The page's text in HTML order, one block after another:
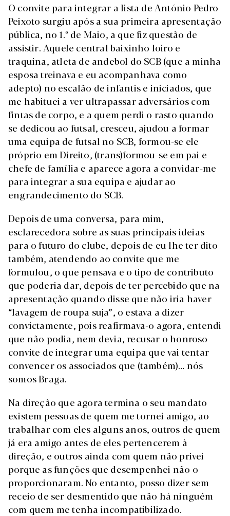
O convite para integrar a lista de António Pedro
Peixoto surgiu após a sua primeira apresentação
pública, no 1.º de Maio, a que fiz questão de
assistir. Aquele central baixinho loiro e
traquina, atleta de andebol do SCB (que a minha
esposa treinava e eu acompanhava como
adepto) no escalão de infantis e iniciados, que
me habituei a ver ultrapassar adversários com
fintas de corpo, e a quem perdi o rasto quando
se dedicou ao futsal, cresceu, ajudou a formar
uma equipa de futsal no SCB, formou-se ele
próprio em Direito, (trans)formou-se em pai e
chefe de família e aparece agora a convidar-me
para integrar a sua equipa e ajudar ao
engrandecimento do SCB.
Depois de uma conversa, para mim,
esclarecedora sobre as suas principais ideias
para o futuro do clube, depois de eu lhe ter dito
também, atendendo ao convite que me
formulou, o que pensava e o tipo de contributo
que poderia dar, depois de ter percebido que na
apresentação quando disse que não iria haver
“lavagem de roupa suja”, o estava a dizer
convictamente, pois reafirmava-o agora, entendi
que não podia, nem devia, recusar o honroso
convite de integrar uma equipa que vai tentar
convencer os associados que (também)… nós
somos Braga.
Na direção que agora termina o seu mandato
existem pessoas de quem me tornei amigo, ao
trabalhar com eles alguns anos, outros de quem
já era amigo antes de eles pertencerem à
direção, e outros ainda com quem não privei
porque as funções que desempenhei não o
proporcionaram. No entanto, posso dizer sem
receio de ser desmentido que não há ninguém
com quem me tenha incompatibilizado.